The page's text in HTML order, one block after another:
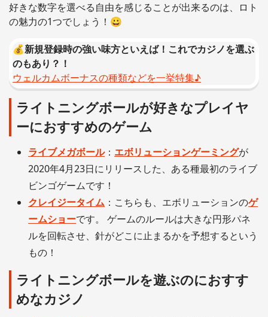
好きな数字を選べる自由を感じることが出来るのは、ロト
の魅力の1つでしょう！😀
💰新規登録時の強い味方といえば！これでカジノを選ぶ
のもあり？！
ウェルカムボーナスの種類などを一挙特集♪
ライトニングボールが好きなプレイヤ
ーにおすすめのゲーム
ライブメガボール： エボリューションゲーミングが
2020年4月23日にリリースした、ある種最初のライブ
ビンゴゲームです！
クレイジータイム ：こちらも、エボリューションのゲ
ームショーです。 ゲームのルールは大きな円形パネ
ルを回転させ、針がどこに止まるかを予想するという
もの！
ライトニングボールを遊ぶのにおすす
めなカジノ